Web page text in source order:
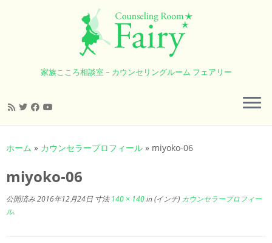
ン
ン
ツ
へ
ス
家族こころ相談室 – カウンセリングルーム フェアリー
ホーム » カウンセラープロフィール » miyoko-06
miyoko-06
公開済み2016年12月24日 寸法140 × 140in (インチ) カウンセラープロフィー
ル.